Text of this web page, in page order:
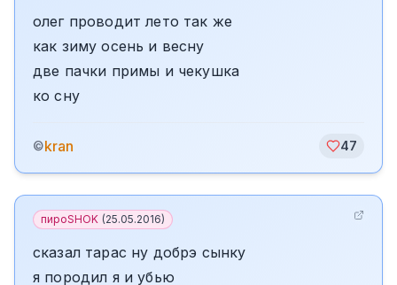
олег проводит лето так же
как зиму осень и весну
две пачки примы и чекушка
ко сну
©kran 47
пироSHOK (25.05.2016)
сказал тарас ну добрэ сынку
я породил я и убью